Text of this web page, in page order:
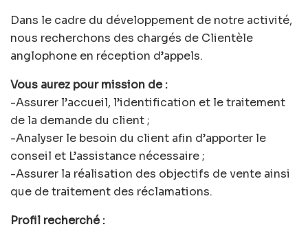
Dans le cadre du développement de notre activité,
nous recherchons des chargés de Clientèle
anglophone en réception d’appels.
Vous aurez pour mission de :
-Assurer l’accueil, l’identification et le traitement
de la demande du client ;
-Analyser le besoin du client afin d’apporter le
conseil et L’assistance nécessaire ;
-Assurer la réalisation des objectifs de vente ainsi
que de traitement des réclamations.
Profil recherché :